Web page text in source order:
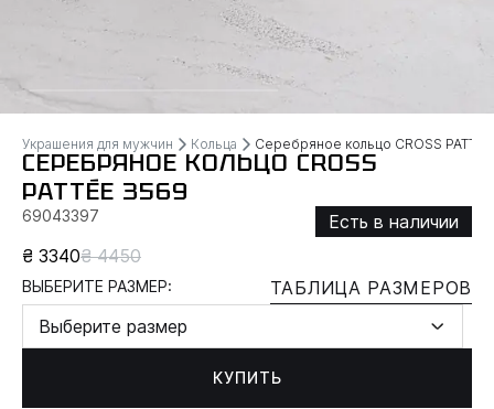
Украшения для мужчин Кольца Серебряное кольцо CROSS PATTÉE
СЕРЕБРЯНОЕ КОЛЬЦО CROSS
PATTÉE 3569
69043397
Есть в наличии
₴ 3340₴ 4450
ВЫБЕРИТЕ РАЗМЕР:
ТАБЛИЦА РАЗМЕРОВ
Выберите размер
КУПИТЬ